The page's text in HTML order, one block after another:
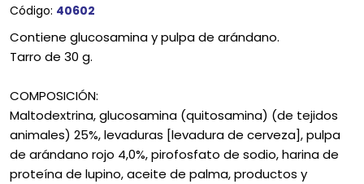
Código: 40602
Contiene glucosamina y pulpa de arándano.
Tarro de 30 g.
COMPOSICIÓN:
Maltodextrina, glucosamina (quitosamina) (de tejidos
animales) 25%, levaduras [levadura de cerveza], pulpa
de arándano rojo 4,0%, pirofosfato de sodio, harina de
proteína de lupino, aceite de palma, productos y